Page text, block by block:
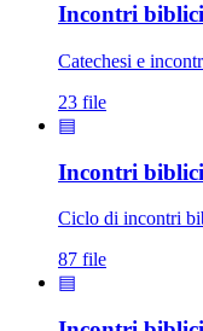
Incontri biblici
Catechesi e
23 file
▤
Incontri
Ciclo di incontri
87 file
▤